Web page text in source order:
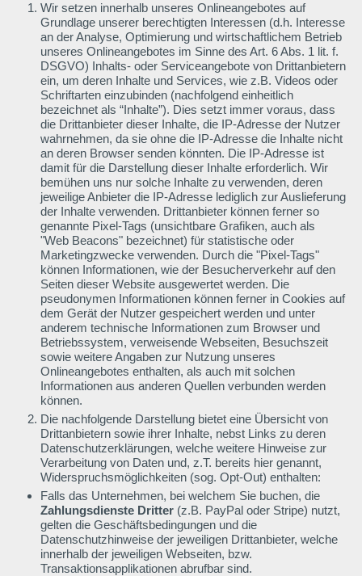
Wir setzen innerhalb unseres Onlineangebotes auf
Grundlage unserer berechtigten Interessen (d.h. Interesse
an der Analyse, Optimierung und wirtschaftlichem Betrieb
unseres Onlineangebotes im Sinne des Art. 6 Abs. 1 lit. f.
DSGVO) Inhalts- oder Serviceangebote von Drittanbietern
ein, um deren Inhalte und Services, wie z.B. Videos oder
Schriftarten einzubinden (nachfolgend einheitlich
bezeichnet als “Inhalte”). Dies setzt immer voraus, dass
die Drittanbieter dieser Inhalte, die IP-Adresse der Nutzer
wahrnehmen, da sie ohne die IP-Adresse die Inhalte nicht
an deren Browser senden könnten. Die IP-Adresse ist
damit für die Darstellung dieser Inhalte erforderlich. Wir
bemühen uns nur solche Inhalte zu verwenden, deren
jeweilige Anbieter die IP-Adresse lediglich zur Auslieferung
der Inhalte verwenden. Drittanbieter können ferner so
genannte Pixel-Tags (unsichtbare Grafiken, auch als
"Web Beacons" bezeichnet) für statistische oder
Marketingzwecke verwenden. Durch die "Pixel-Tags"
können Informationen, wie der Besucherverkehr auf den
Seiten dieser Website ausgewertet werden. Die
pseudonymen Informationen können ferner in Cookies auf
dem Gerät der Nutzer gespeichert werden und unter
anderem technische Informationen zum Browser und
Betriebssystem, verweisende Webseiten, Besuchszeit
sowie weitere Angaben zur Nutzung unseres
Onlineangebotes enthalten, als auch mit solchen
Informationen aus anderen Quellen verbunden werden
können.
Die nachfolgende Darstellung bietet eine Übersicht von
Drittanbietern sowie ihrer Inhalte, nebst Links zu deren
Datenschutzerklärungen, welche weitere Hinweise zur
Verarbeitung von Daten und, z.T. bereits hier genannt,
Widerspruchsmöglichkeiten (sog. Opt-Out) enthalten:
Falls das Unternehmen, bei welchem Sie buchen, die
Zahlungsdienste Dritter (z.B. PayPal oder Stripe) nutzt,
gelten die Geschäftsbedingungen und die
Datenschutzhinweise der jeweiligen Drittanbieter, welche
innerhalb der jeweiligen Webseiten, bzw.
Transaktionsapplikationen abrufbar sind.